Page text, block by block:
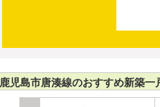
鹿児島市唐湊線のおすすめ新築一